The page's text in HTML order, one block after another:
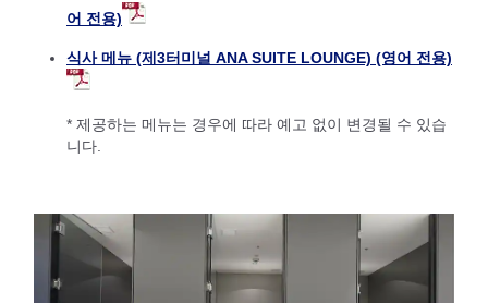
어 전용)
식사 메뉴 (제3터미널 ANA SUITE LOUNGE) (영어 전용)
* 제공하는 메뉴는 경우에 따라 예고 없이 변경될 수 있습
니다.